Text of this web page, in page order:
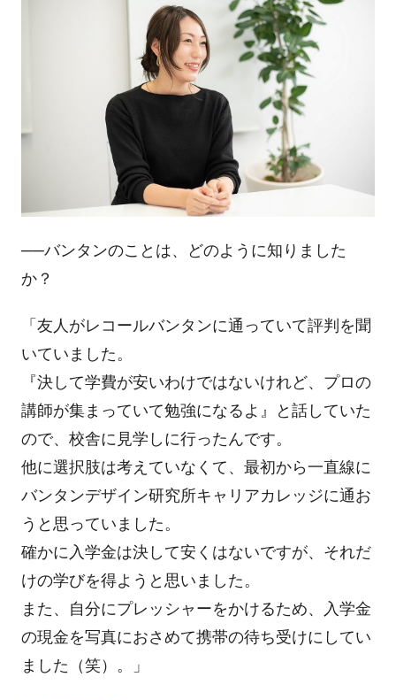
──バンタンのことは、どのように知りました
か？
「友人がレコールバンタンに通っていて評判を聞
いていました。
『決して学費が安いわけではないけれど、プロの
講師が集まっていて勉強になるよ』と話していた
ので、校舎に見学しに行ったんです。
他に選択肢は考えていなくて、最初から一直線に
バンタンデザイン研究所キャリアカレッジに通お
うと思っていました。
確かに入学金は決して安くはないですが、それだ
けの学びを得ようと思いました。
また、自分にプレッシャーをかけるため、入学金
の現金を写真におさめて携帯の待ち受けにしてい
ました（笑）。」